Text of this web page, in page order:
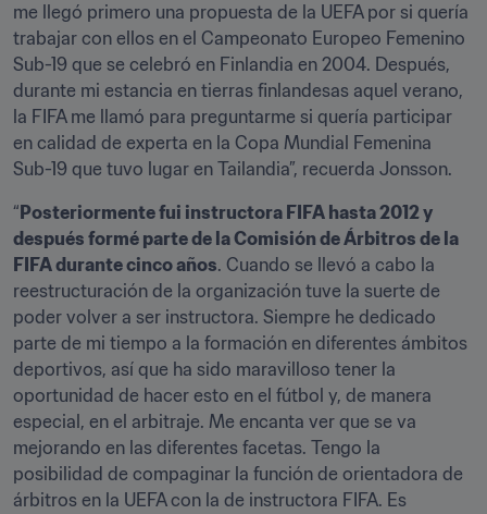
me llegó primero una propuesta de la UEFA por si quería
trabajar con ellos en el Campeonato Europeo Femenino
Sub-19 que se celebró en Finlandia en 2004. Después,
durante mi estancia en tierras finlandesas aquel verano,
la FIFA me llamó para preguntarme si quería participar
en calidad de experta en la Copa Mundial Femenina
Sub-19 que tuvo lugar en Tailandia”, recuerda Jonsson.
“ Posteriormente fui instructora FIFA hasta 2012 y
después formé parte de la Comisión de Árbitros de la
FIFA durante cinco años. Cuando se llevó a cabo la
reestructuración de la organización tuve la suerte de
poder volver a ser instructora. Siempre he dedicado
parte de mi tiempo a la formación en diferentes ámbitos
deportivos, así que ha sido maravilloso tener la
oportunidad de hacer esto en el fútbol y, de manera
especial, en el arbitraje. Me encanta ver que se va
mejorando en las diferentes facetas. Tengo la
posibilidad de compaginar la función de orientadora de
árbitros en la UEFA con la de instructora FIFA. Es